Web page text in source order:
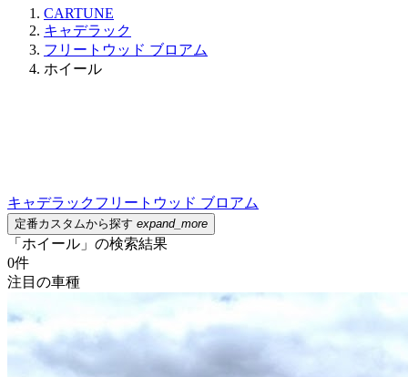
CARTUNE
キャデラック
フリートウッド ブロアム
ホイール
キャデラックフリートウッド ブロアム
定番カスタムから探す expand_more
「ホイール」の検索結果
0件
注目の車種